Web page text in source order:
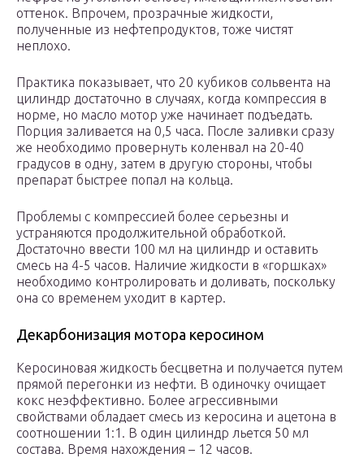
оттенок. Впрочем, прозрачные жидкости,
полученные из нефтепродуктов, тоже чистят
неплохо.
Практика показывает, что 20 кубиков сольвента на
цилиндр достаточно в случаях, когда компрессия в
норме, но масло мотор уже начинает подъедать.
Порция заливается на 0,5 часа. После заливки сразу
же необходимо провернуть коленвал на 20-40
градусов в одну, затем в другую стороны, чтобы
препарат быстрее попал на кольца.
Проблемы с компрессией более серьезны и
устраняются продолжительной обработкой.
Достаточно ввести 100 мл на цилиндр и оставить
смесь на 4-5 часов. Наличие жидкости в «горшках»
необходимо контролировать и доливать, поскольку
она со временем уходит в картер.
Декарбонизация мотора керосином
Керосиновая жидкость бесцветна и получается путем
прямой перегонки из нефти. В одиночку очищает
кокс неэффективно. Более агрессивными
свойствами обладает смесь из керосина и ацетона в
соотношении 1:1. В один цилиндр льется 50 мл
состава. Время нахождения – 12 часов.